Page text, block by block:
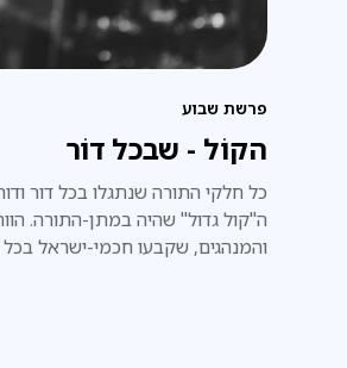
פרשת שבוע
הקוֹל - שבכל דוֹר
כל חלקי התורה שנתגלו בכל דור
ה"קול גדול" שהיה במתן-התורה.
והמנהגים, שקבעו חכמי-ישראל